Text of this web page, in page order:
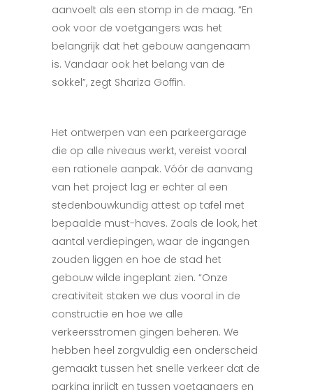
aanvoelt als een stomp in de maag. “En
ook voor de voetgangers was het
belangrijk dat het gebouw aangenaam
is. Vandaar ook het belang van de
sokkel”, zegt Shariza Goffin.
Het ontwerpen van een parkeergarage
die op alle niveaus werkt, vereist vooral
een rationele aanpak. Vóór de aanvang
van het project lag er echter al een
stedenbouwkundig attest op tafel met
bepaalde must-haves. Zoals de look, het
aantal verdiepingen, waar de ingangen
zouden liggen en hoe de stad het
gebouw wilde ingeplant zien. “Onze
creativiteit staken we dus vooral in de
constructie en hoe we alle
verkeersstromen gingen beheren. We
hebben heel zorgvuldig een onderscheid
gemaakt tussen het snelle verkeer dat de
parking inrijdt en tussen voetgangers en